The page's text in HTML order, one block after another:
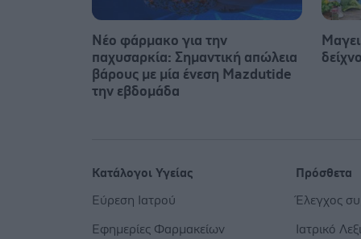
Νέο φάρμακο για την
παχυσαρκία: Σημαντική απώλεια
βάρους με μία ένεση Mazdutide
την εβδομάδα
Κατάλογοι Υγείας
Εύρεση Ιατρού
Εφημερίες Φαρμακείων
Πρόσθετα
Έλεγχος
Ιατρικό